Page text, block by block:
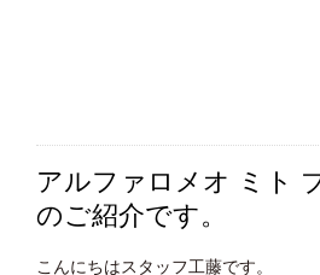
アルファロメオ ミト
のご紹介です。
こんにちはスタッフ工藤です。